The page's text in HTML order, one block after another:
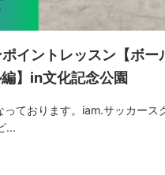
イントレッスン【ボー
】in文化記念公園
っております。iam.サッカース
...